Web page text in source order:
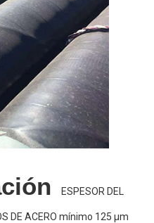
ESPESOR DEL
DE ACERO mínimo 125 µm